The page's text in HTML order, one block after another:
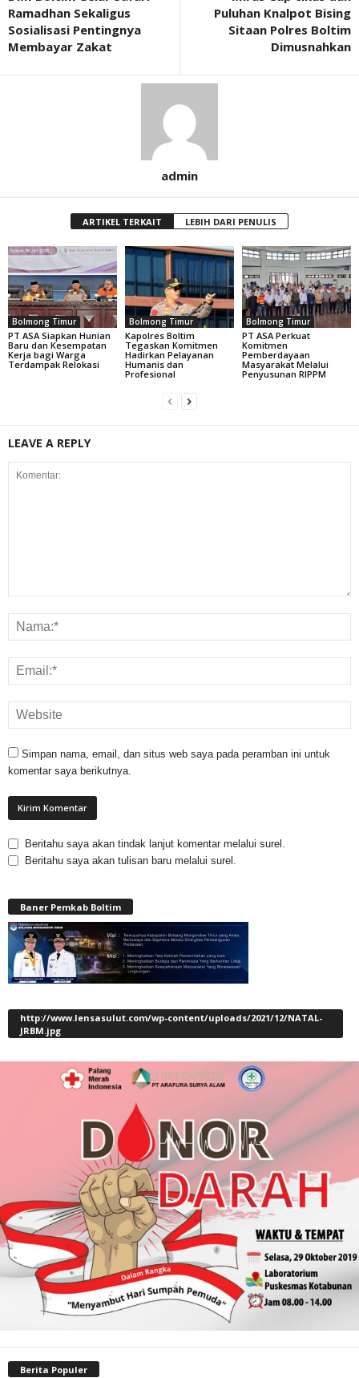
Ramadhan Sekaligus
Sosialisasi Pentingnya
Membayar Zakat
Puluhan Knalpot Bising
Sitaan Polres Boltim
Dimusnahkan
admin
ARTIKEL TERKAIT LEBIH DARI PENULIS
Bolmong Timur
PT ASA Siapkan Hunian
Baru dan Kesempatan
Kerja bagi Warga
Terdampak Relokasi
Bolmong Timur
Kapolres Boltim
Tegaskan Komitmen
Hadirkan Pelayanan
Humanis dan
Profesional
Bolmong Timur
PT ASA Perkuat
Komitmen
Pemberdayaan
Masyarakat Melalui
Penyusunan RIPPM
LEAVE A REPLY
Simpan nama, email, dan situs web saya pada peramban ini untuk
komentar saya berikutnya.
Beritahu saya akan tindak lanjut komentar melalui surel.
Beritahu saya akan tulisan baru melalui surel.
Baner Pemkab Boltim
http://www.lensasulut.com/wp-content/uploads/2021/12/NATAL-
JRBM.jpg
Berita Populer